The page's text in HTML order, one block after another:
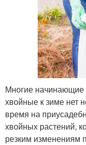
Многие начинающие
хвойные к зиме нет
время на
хвойных растений,
резким изменениям